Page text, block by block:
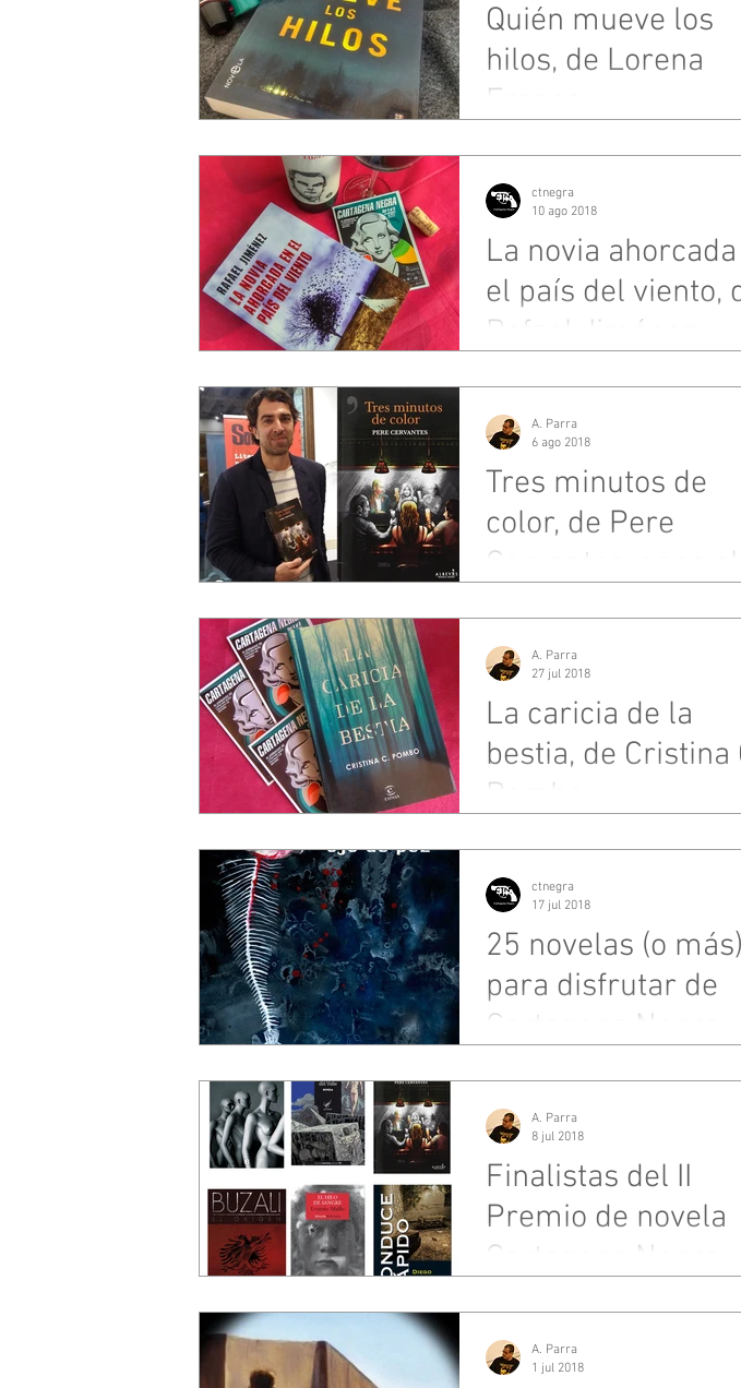
Quién mueve los
hilos, de Lorena
Franco
La novia ahorcada
el país del viento,
Rafael Jiménez.
ctnegra
10 ago 2018
Tres minutos de
color, de Pere
Cervantes, gana el
Cartagena Negra.
A. Parra
6 ago 2018
La caricia de la
bestia, de Cristina
Pombo
A. Parra
27 jul 2018
25 novelas (o más)
para disfrutar de
Cartagena Negra
ctnegra
17 jul 2018
Finalistas del II
Premio de novela
Cartagena Negra.
A. Parra
8 jul 2018
A. Parra
1 jul 2018